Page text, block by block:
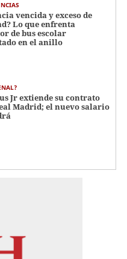
vencida y exceso de
Lo que enfrenta
de bus escolar
en el anillo
Jr extiende su contrato
Madrid; el nuevo salario